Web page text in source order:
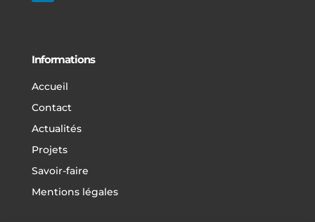
Informations
Accueil
Contact
Actualités
Projets
Savoir-faire
Mentions légales